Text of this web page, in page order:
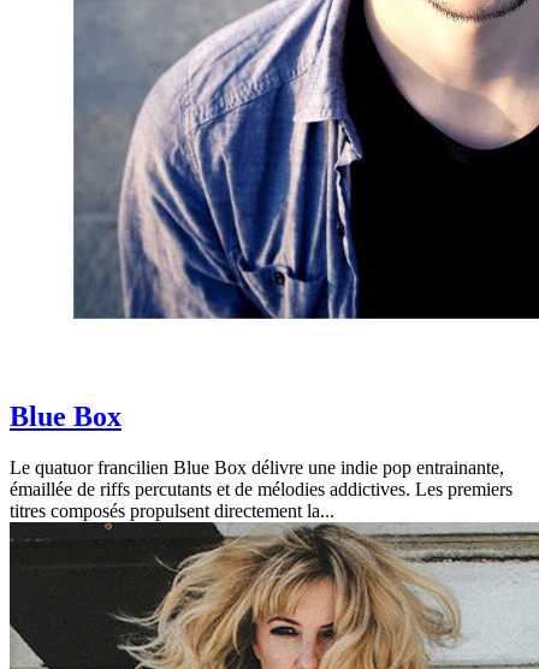
Blue Box
Le quatuor francilien Blue Box délivre une indie pop entrainante,
émaillée de riffs percutants et de mélodies addictives. Les premiers
titres composés propulsent directement la...